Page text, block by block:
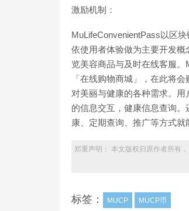
激励机制：
MuLifeConvenientPass以区
依使用者体验做为主要开发
览美容商品与及时在线客服
「在线购物商城」，在此将
对美丽与健康的各种需求。
的信息交互，健康信息查询
康、定期查询、推广等方式
郑重声明： 本文版权归原作者所有
标签： MUCP MUCP币